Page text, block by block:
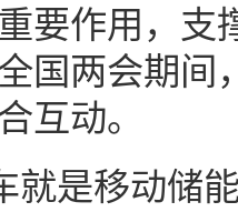
要作用，支
国两会期间
互动。
就是移动储